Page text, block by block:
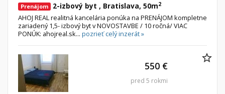
Prenájom 2-izbový byt , Bratislava, 50m2
AHOJ REAL realitná kancelária ponúka na PRENÁJOM kompletne
zariadený 1,5- izbový byt v NOVOSTAVBE / 10 ročná/ VIAC
PONÚK: ahojreal.sk... pozrieť celý inzerát »
550 €
pred 5 rokmi